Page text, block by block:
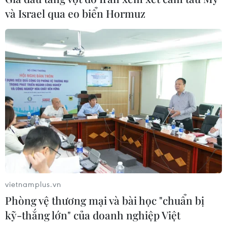
Theo dõi VietnamPlus
TIN CÙNG CHUYÊN MỤC
Lào Cai khẩn trương tìm kiếm 2
người mất tích do mưa lũ
07/08/2026 03:04
và Israel qua eo biển Hormuz
vietnamplus.vn
Phòng vệ thương mại và bài học "chuẩn bị
kỹ-thắng lớn" của doanh nghiệp Việt